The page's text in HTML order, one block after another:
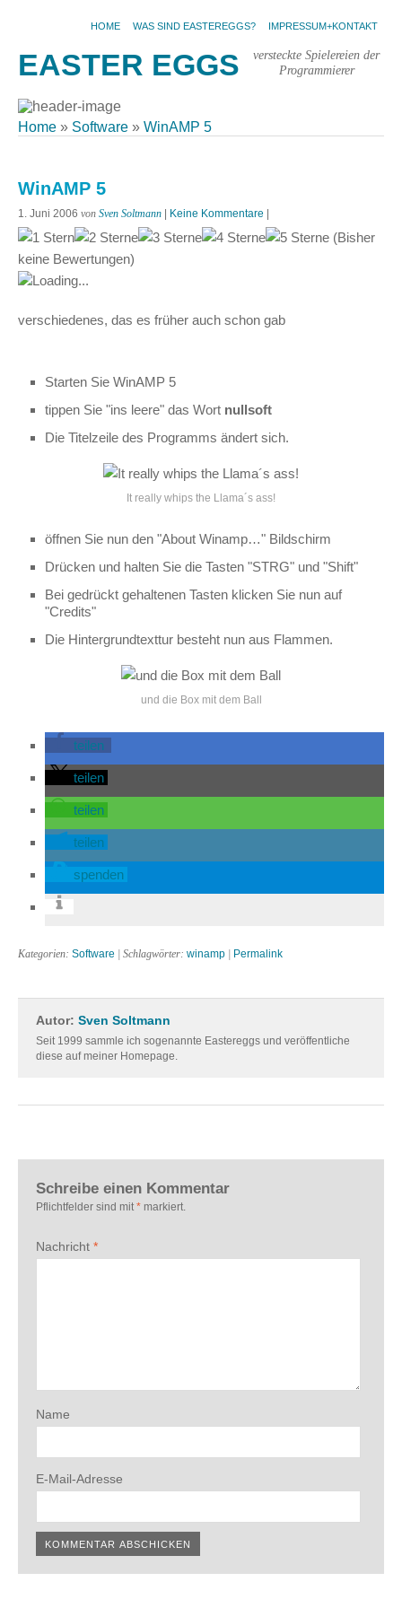
HOME WAS SIND EASTEREGGS? IMPRESSUM+KONTAKT
EASTER EGGS
versteckte Spielereien der
Programmierer
Home » Software » WinAMP 5
WinAMP 5
1. Juni 2006 von Sven Soltmann Keine Kommentare
(Bisher
keine Bewertungen)
Loading...
verschiedenes, das es früher auch schon gab
Starten Sie WinAMP 5
tippen Sie "ins leere" das Wort nullsoft
Die Titelzeile des Programms ändert sich.
It really whips the Llama´s ass!
öffnen Sie nun den "About Winamp…" Bildschirm
Drücken und halten Sie die Tasten "STRG" und "Shift"
Bei gedrückt gehaltenen Tasten klicken Sie nun auf
"Credits"
Die Hintergrundtexttur besteht nun aus Flammen.
und die Box mit dem Ball
teilen
teilen
teilen
teilen
spenden
Kategorien: Software | Schlagwörter: winamp Permalink
Autor: Sven Soltmann
Seit 1999 sammle ich sogenannte Eastereggs und veröffentliche
diese auf meiner Homepage.
Schreibe einen Kommentar
Pflichtfelder sind mit * markiert.
Nachricht *
Name
E-Mail-Adresse